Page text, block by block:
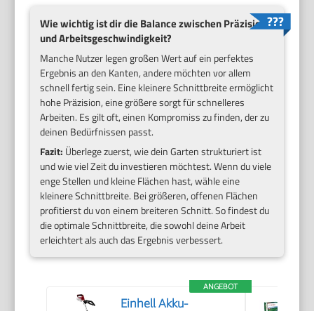
Wie wichtig ist dir die Balance zwischen Präzision
und Arbeitsgeschwindigkeit?
Manche Nutzer legen großen Wert auf ein perfektes
Ergebnis an den Kanten, andere möchten vor allem
schnell fertig sein. Eine kleinere Schnittbreite ermöglicht
hohe Präzision, eine größere sorgt für schnelleres
Arbeiten. Es gilt oft, einen Kompromiss zu finden, der zu
deinen Bedürfnissen passt.
Fazit: Überlege zuerst, wie dein Garten strukturiert ist
und wie viel Zeit du investieren möchtest. Wenn du viele
enge Stellen und kleine Flächen hast, wähle eine
kleinere Schnittbreite. Bei größeren, offenen Flächen
profitierst du von einem breiteren Schnitt. So findest du
die optimale Schnittbreite, die sowohl deine Arbeit
erleichtert als auch das Ergebnis verbessert.
ANGEBOT
Einhell Akku-